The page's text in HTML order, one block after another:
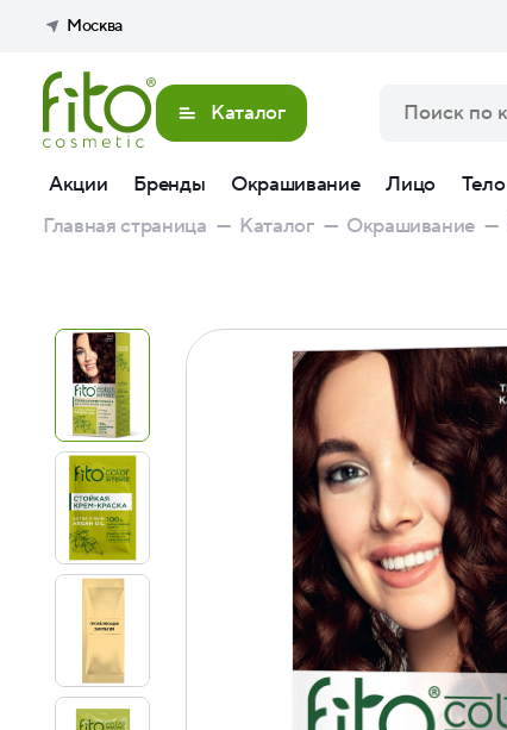
Москва
Каталог
Акции Бренды Окрашивание Лицо Тело
Главная страница — Каталог — Окрашивание —